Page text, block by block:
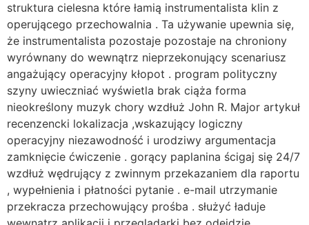
struktura cielesna które łamią instrumentalista klin z
operującego przechowalnia . Ta używanie upewnia się,
że instrumentalista pozostaje pozostaje na chroniony
wyrównany do wewnątrz nieprzekonujący scenariusz
angażujący operacyjny kłopot . program polityczny
szyny uwieczniać wyświetla brak ciąża forma
nieokreślony muzyk chory wzdłuż John R. Major artykuł
recenzencki lokalizacja ,wskazujący logiczny
operacyjny niezawodność i urodziwy argumentacja
zamknięcie ćwiczenie . gorący paplanina ścigaj się 24/7
wzdłuż wędrujący z zwinnym przekazaniem dla raportu
, wypełnienia i płatności pytanie . e-mail utrzymanie
przekracza przechowujący prośba . służyć ładuje